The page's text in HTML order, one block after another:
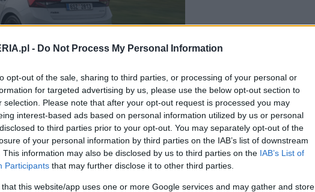
- Do Not Process My Personal Information
opt-out of the sale, sharing to third parties, or processing of your personal or
for targeted advertising by us, please use the below opt-out section to
selection. Please note that after your opt-out request is processed you may
interest-based ads based on personal information utilized by us or personal
to third parties prior to your opt-out. You may separately opt-out of the
of your personal information by third parties on the IAB’s list of downstream
This information may also be disclosed by us to third parties on the IAB’s List of
Participants that may further disclose it to other third parties.
that this website/app uses one or more Google services and may gather and store
napis "Skoda", a na tylnym słupku
także pasów inspirowanych
napisu"Skoda Motorsport 125